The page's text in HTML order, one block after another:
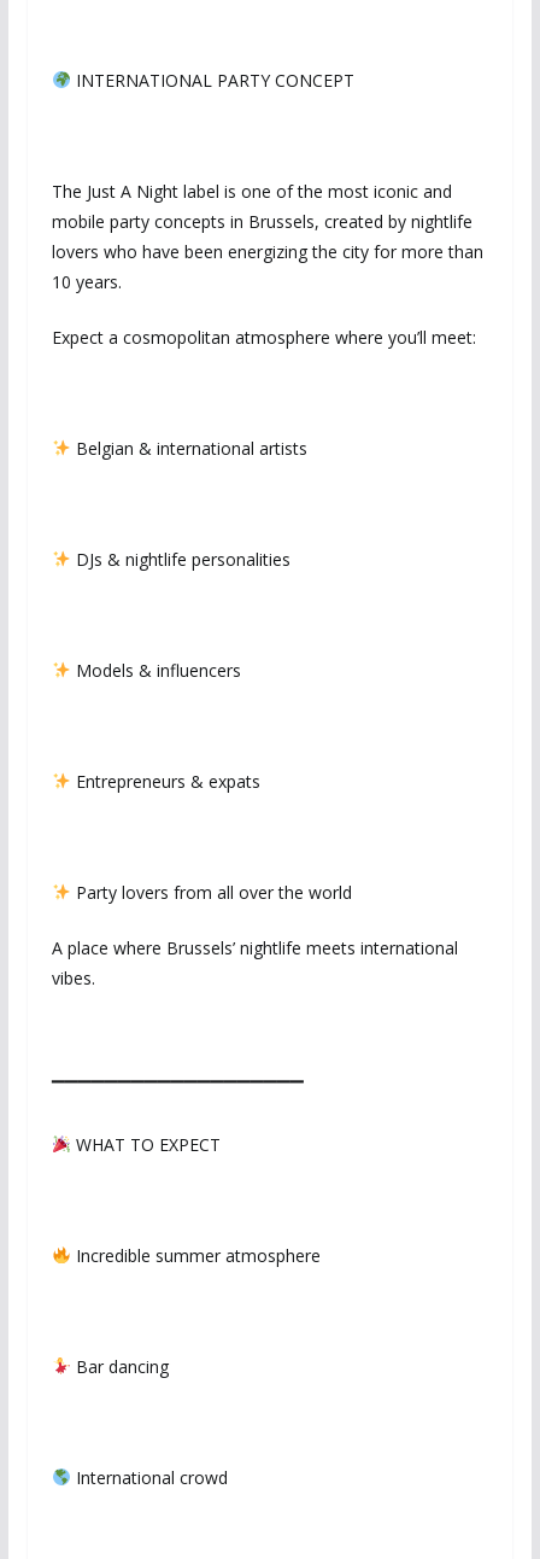
INTERNATIONAL PARTY CONCEPT
The Just A Night label is one of the most iconic and
mobile party concepts in Brussels, created by nightlife
lovers who have been energizing the city for more than
10 years.
Expect a cosmopolitan atmosphere where you’ll meet:
Belgian & international artists
DJs & nightlife personalities
Models & influencers
Entrepreneurs & expats
Party lovers from all over the world
A place where Brussels’ nightlife meets international
vibes.
▔▔▔▔▔▔▔▔▔▔▔▔▔▔▔▔▔▔▔
WHAT TO EXPECT
Incredible summer atmosphere
Bar dancing
International crowd